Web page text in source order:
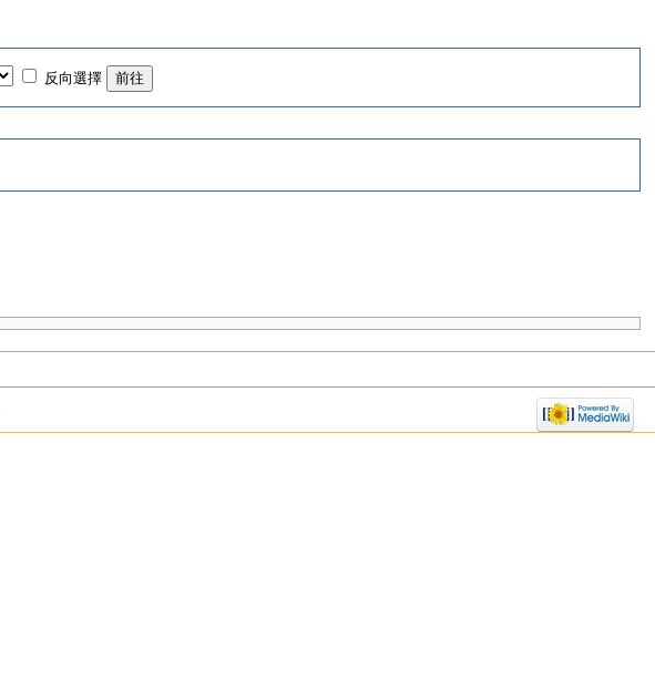
反向選擇